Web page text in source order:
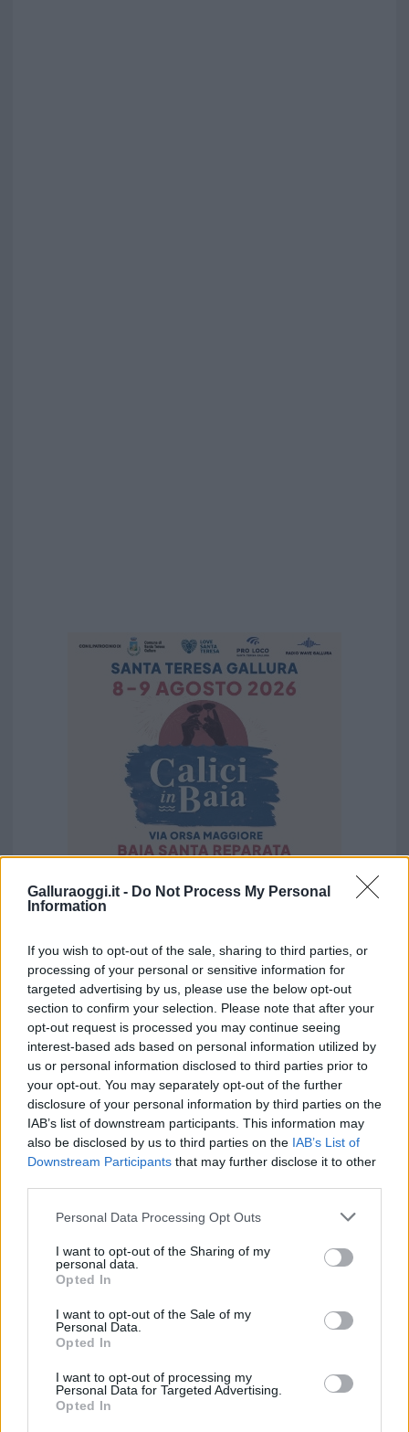
Galluraoggi.it - Do Not Process My Personal
Information
If you wish to opt-out of the sale, sharing to third parties, or
processing of your personal or sensitive information for
targeted advertising by us, please use the below opt-out
section to confirm your selection. Please note that after your
opt-out request is processed you may continue seeing
interest-based ads based on personal information utilized by
us or personal information disclosed to third parties prior to
your opt-out. You may separately opt-out of the further
disclosure of your personal information by third parties on the
IAB’s list of downstream participants. This information may
also be disclosed by us to third parties on the IAB’s List of
Downstream Participants that may further disclose it to other
Please note that this website/app uses one or more Google
not limited to your visit or usage behaviour. You may click to
grant or deny consent to Google and its third-party tags to
use your data for below specified purposes in below Google
consent section.
Personal Data Processing Opt Outs
I want to opt-out of the Sharing of my
personal data.
Opted In
I want to opt-out of the Sale of my
Personal Data.
Opted In
I want to opt-out of processing my
Personal Data for Targeted Advertising.
Opted In
Vuoi rimuovere le pubblicità nazionali?
Puoi abbonarti asoli € 1,10 al mese
cliccandoqui
Sei già abbonato?
Puoi effettuare l'accesso andando nella
sezioneLogindal menù del sito o
cliccandoqui
TEMI:
Abusi Edilizi San Teodoro
Claudia Falchi Delitala
Comune San Teodoro
Ezio Simonelli
Lu Impostu
Massimo Mancas
Notizie San Teodoro
Tribunale Di Nuoro
Violazioni Edilizie
Entra nel canale telegram di
GalluraOggi.it